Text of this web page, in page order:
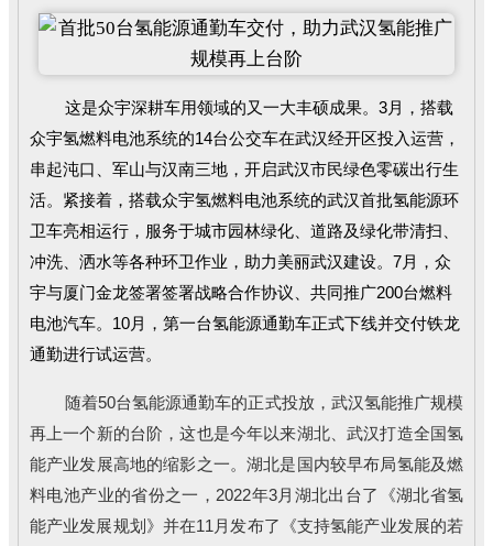
这是众宇深耕车用领域的又一大丰硕成果。 3月，搭载
众宇氢燃料电池系统的14台公交车在武汉经开区投入运营，
串起沌口
军山与汉南三地，开启武汉市民绿色零碳出行生
活。 紧接着，搭载众宇氢燃料电池系统的武汉首批氢能源环
卫车亮相运行， 服务于城市园林绿化、道路及绿化带清扫、
冲洗、洒水等各种环卫作业，助力美丽武汉建设。 7月 ，众
宇与厦门金龙签署签署战略合作协议、共同推广200台燃料
电池汽车。 10月，第一台氢能源通勤车正式下线并交付铁龙
通勤进行试运营。
随着50台氢能源通勤车的正式投放，武汉氢能推广规模
再上一个新的台阶，这也是今年以来湖北、武汉打造全国氢
能产业发展高地的缩影之一。湖北是国内较早布局氢能及燃
料电池产业的省份之一，2022年3月湖北出台了《湖北省氢
能产业发展规划》并在11月发布了《支持氢能产业发展的若